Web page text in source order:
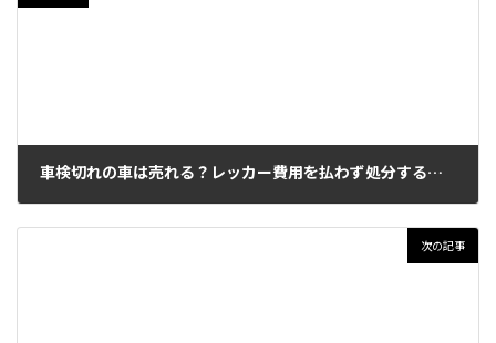
車検切れの車は売れる？レッカー費用を払わず処分する方法
次の記事